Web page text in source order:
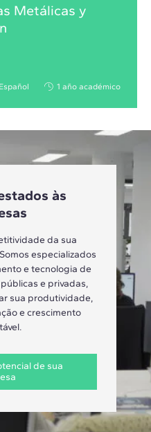
Metálicas y
Español 1 año académico
às
da sua
especializados
e tecnologia de
e privadas,
sua produtividade,
e crescimento
de sua